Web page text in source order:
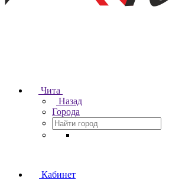
Чита
Назад
Города
Кабинет